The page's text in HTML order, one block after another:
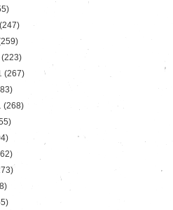
(247)
(223)
(267)
(268)